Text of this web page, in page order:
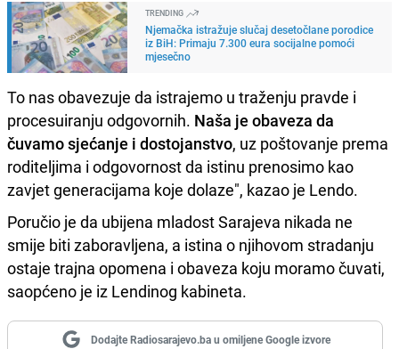
TRENDING
Njemačka istražuje slučaj desetočlane porodice
iz BiH: Primaju 7.300 eura socijalne pomoći
mjesečno
To nas obavezuje da istrajemo u traženju pravde i
procesuiranju odgovornih. Naša je obaveza da
čuvamo sjećanje i dostojanstvo, uz poštovanje prema
roditeljima i odgovornost da istinu prenosimo kao
zavjet generacijama koje dolaze", kazao je Lendo.
Poručio je da ubijena mladost Sarajeva nikada ne
smije biti zaboravljena, a istina o njihovom stradanju
ostaje trajna opomena i obaveza koju moramo čuvati,
saopćeno je iz Lendinog kabineta.
Dodajte Radiosarajevo.ba u omiljene Google izvore